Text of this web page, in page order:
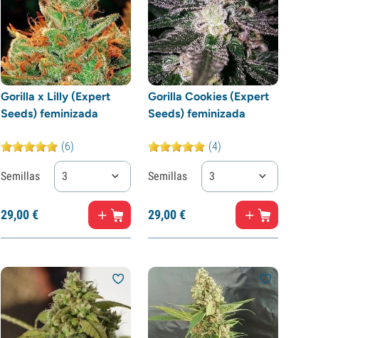
Gorilla x Lilly (Expert
Seeds) feminizada
(6)
Semillas 3
29,00€
Gorilla Cookies (Expert
Seeds) feminizada
(4)
Semillas 3
29,00€